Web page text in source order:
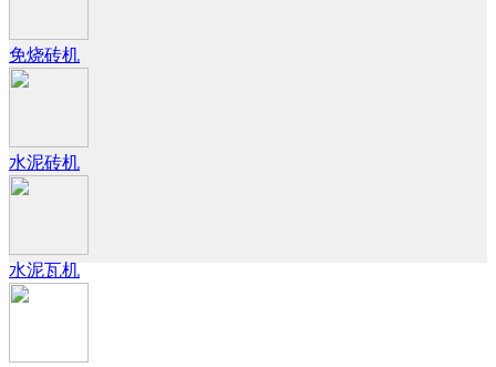
免烧砖机
水泥砖机
水泥瓦机